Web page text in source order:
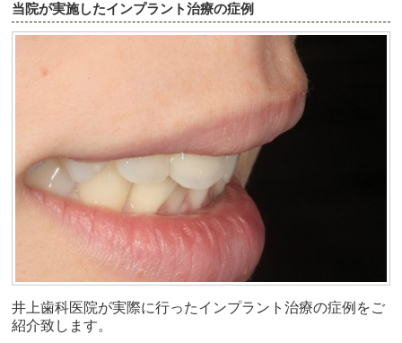
当院が実施したインプラント治療の症例
井上歯科医院が実際に行ったインプラント治療の症例をご
紹介致します。